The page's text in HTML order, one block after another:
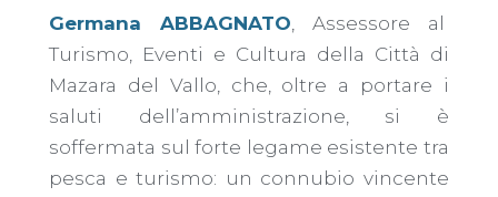
Germana ABBAGNATO, Assessore al
Turismo, Eventi e Cultura della Città di
Mazara del Vallo, che, oltre a portare i
saluti dell’amministrazione, si è
soffermata sul forte legame esistente tra
pesca e turismo: un connubio vincente